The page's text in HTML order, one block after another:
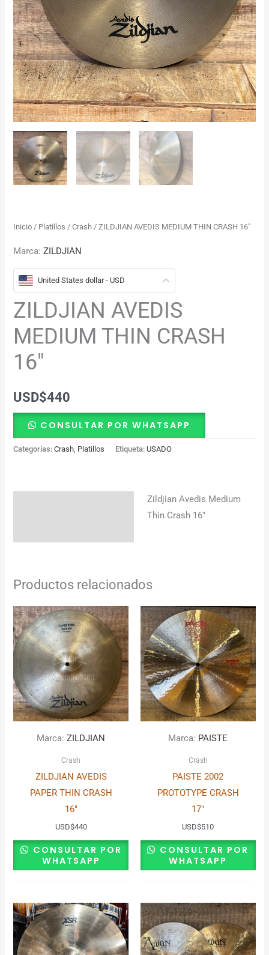
Inicio / Platillos /Crash / ZILDJIAN AVEDIS MEDIUM THIN CRASH 16″
Marca:ZILDJIAN
United States dollar - USD
ZILDJIAN AVEDIS
MEDIUM THIN CRASH
16″
USD$440
CONSULTAR POR WHATSAPP
Categorías:Crash, Platillos Etiqueta: USADO
Zildjian Avedis Medium
Thin Crash 16″
Productos relacionados
Marca:ZILDJIAN
Crash
ZILDJIAN AVEDIS
PAPER THIN CRASH
16″
USD$440
CONSULTAR POR
WHATSAPP
Marca: PAISTE
Crash
PAISTE 2002
PROTOTYPE CRASH
17″
USD$510
CONSULTAR POR
WHATSAPP